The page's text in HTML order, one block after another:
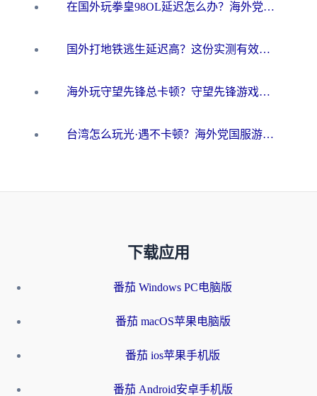
在国外玩拳皇98OL延迟怎么办？海外党亲测有效的低延迟指南
国外打地铁逃生延迟高？这份实测有效的低延迟指南帮你吃鸡
海外玩守望先锋总卡顿？守望先锋游戏加速器在哪里买&避坑指南（附欧洲非洲游戏实测）
台湾怎么玩光·遇不卡顿？海外党国服游戏加速终极攻略（附实测体验）
下载应用
番茄 Windows PC电脑版
番茄 macOS苹果电脑版
番茄 ios苹果手机版
番茄 Android安卓手机版